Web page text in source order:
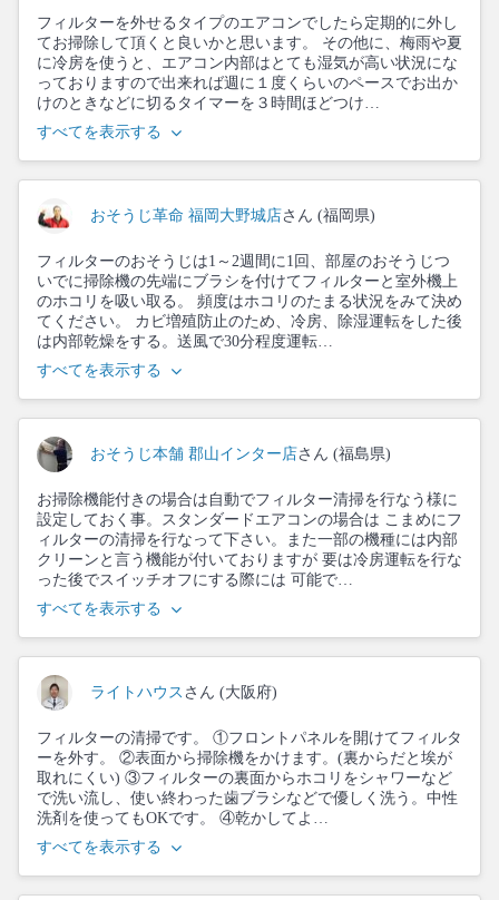
フィルターを外せるタイプのエアコンでしたら定期的に外し
てお掃除して頂くと良いかと思います。 その他に、梅雨や夏
に冷房を使うと、エアコン内部はとても湿気が高い状況にな
っておりますので出来れば週に１度くらいのペースでお出か
けのときなどに切るタイマーを３時間ほどつけ…
すべてを表示する
おそうじ革命 福岡大野城店さん (福岡県)
フィルターのおそうじは1～2週間に1回、部屋のおそうじつ
いでに掃除機の先端にブラシを付けてフィルターと室外機上
のホコリを吸い取る。 頻度はホコリのたまる状況をみて決め
てください。 カビ増殖防止のため、冷房、除湿運転をした後
は内部乾燥をする。送風で30分程度運転…
すべてを表示する
おそうじ本舗 郡山インター店さん (福島県)
お掃除機能付きの場合は自動でフィルター清掃を行なう様に
設定しておく事。スタンダードエアコンの場合は こまめにフ
ィルターの清掃を行なって下さい。また一部の機種には内部
クリーンと言う機能が付いておりますが 要は冷房運転を行な
った後でスイッチオフにする際には 可能で…
すべてを表示する
ライトハウス さん (大阪府)
フィルターの清掃です。 ①フロントパネルを開けてフィルタ
ーを外す。 ②表面から掃除機をかけます。(裏からだと埃が
取れにくい) ③フィルターの裏面からホコリをシャワーなど
で洗い流し、使い終わった歯ブラシなどで優しく洗う。中性
洗剤を使ってもOKです。 ④乾かしてよ…
すべてを表示する